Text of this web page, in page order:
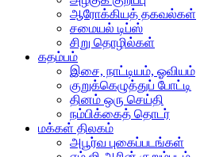
ஆரோக்கியத் தகவல்கள்
சமையல் டிப்ஸ்
சிறு தொழில்கள்
கதம்பம்
இசை, நாட்டியம், ஓவியம்
குறுக்கெழுத்துப் போட்டி
தினம் ஒரு செய்தி
நம்பிக்கைத் தொடர்
மக்கள் திலகம்
அபூர்வ புகைப்படங்கள்